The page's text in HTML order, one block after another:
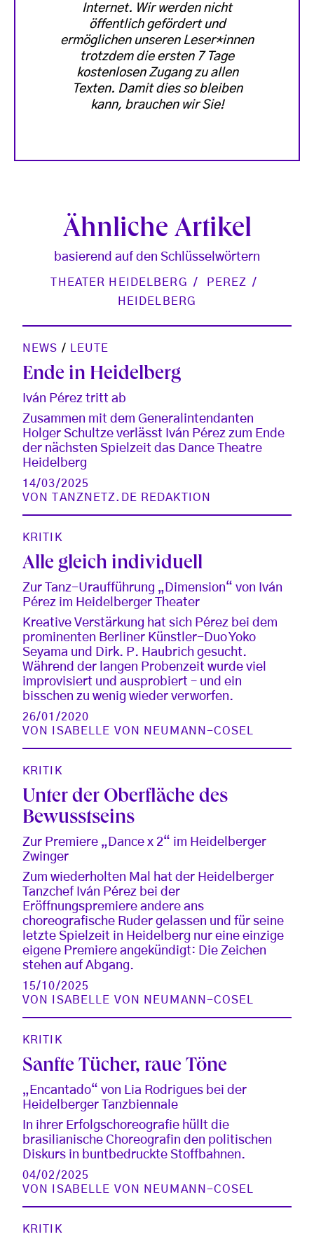
Internet. Wir werden nicht
öffentlich gefördert und
ermöglichen unseren Leser*innen
trotzdem die ersten 7 Tage
kostenlosen Zugang zu allen
Texten. Damit dies so bleiben
kann, brauchen wir Sie!
Ähnliche Artikel
basierend auf den Schlüsselwörtern
THEATER HEIDELBERG
PEREZ
HEIDELBERG
NEWS / LEUTE
Ende in Heidelberg
Iván Pérez tritt ab
Zusammen mit dem Generalintendanten
Holger Schultze verlässt Iván Pérez zum Ende
der nächsten Spielzeit das Dance Theatre
Heidelberg
14/03/2025
VON
TANZNETZ.DE REDAKTION
KRITIK
Alle gleich individuell
Zur Tanz-Uraufführung „Dimension“ von Iván
Pérez im Heidelberger Theater
Kreative Verstärkung hat sich Pérez bei dem
prominenten Berliner Künstler-Duo Yoko
Seyama und Dirk. P. Haubrich gesucht.
Während der langen Probenzeit wurde viel
improvisiert und ausprobiert – und ein
bisschen zu wenig wieder verworfen.
26/01/2020
VON
ISABELLE VON NEUMANN-COSEL
KRITIK
Unter der Oberfläche des
Bewusstseins
Zur Premiere „Dance x 2“ im Heidelberger
Zwinger
Zum wiederholten Mal hat der Heidelberger
Tanzchef Iván Pérez bei der
Eröffnungspremiere andere ans
choreografische Ruder gelassen und für seine
letzte Spielzeit in Heidelberg nur eine einzige
eigene Premiere angekündigt: Die Zeichen
stehen auf Abgang.
15/10/2025
VON
ISABELLE VON NEUMANN-COSEL
KRITIK
Sanfte Tücher, raue Töne
„Encantado“ von Lia Rodrigues bei der
Heidelberger Tanzbiennale
In ihrer Erfolgschoreografie hüllt die
brasilianische Choreografin den politischen
Diskurs in buntbedruckte Stoffbahnen.
04/02/2025
VON
ISABELLE VON NEUMANN-COSEL
KRITIK